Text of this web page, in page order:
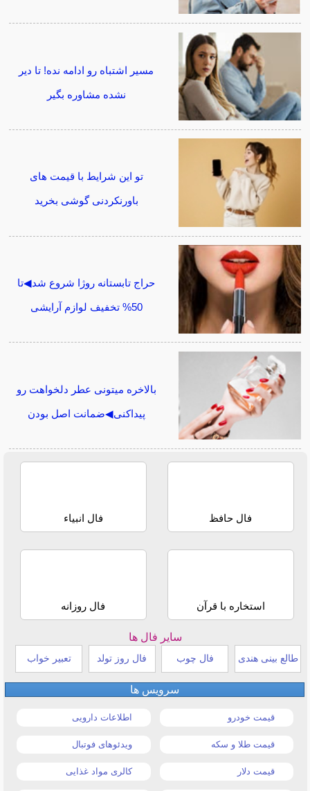
مسیر اشتباه رو ادامه نده! تا دیر
نشده مشاوره بگیر
تو این شرایط با قیمت های
باورنکردنی گوشی بخرید
حراج تابستانه روژا شروع شد◀تا
50% تخفیف لوازم آرایشی
بالاخره میتونی عطر دلخواهت رو
پیداکنی◀ضمانت اصل بودن
فال حافظ فال انبیاء
استخاره با قرآن فال روزانه
سایر فال ها
طالع بینی هندی فال چوب فال روز تولد تعبیر خواب
سرویس ها
قیمت خودرو اطلاعات دارویی
قیمت طلا و سکه ویدئوهای فوتبال
قیمت دلار کالری مواد غذایی